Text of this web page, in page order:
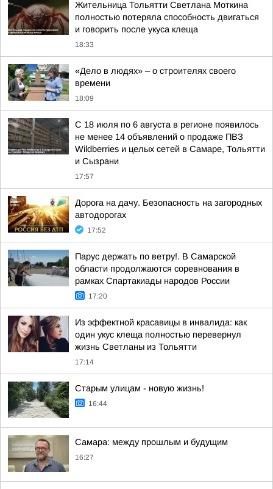
Жительница Тольятти Светлана Моткина
полностью потеряла способность двигаться
и говорить после укуса клеща
18:33
«Дело в людях» – о строителях своего
времени
18:09
С 18 июля по 6 августа в регионе появилось
не менее 14 объявлений о продаже ПВЗ
Wildberries и целых сетей в Самаре, Тольятти
и Сызрани
17:57
Дорога на дачу. Безопасность на загородных
автодорогах
17:52
Парус держать по ветру!. В Самарской
области продолжаются соревнования в
рамках Спартакиады народов России
17:20
Из эффектной красавицы в инвалида: как
один укус клеща полностью перевернул
жизнь Светланы из Тольятти
17:14
Старым улицам - новую жизнь!
16:44
Самара: между прошлым и будущим
16:27